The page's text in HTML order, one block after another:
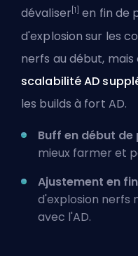
dévaliser [1] en fin de
d'explosion sur les
nerfs au début,
scalabilité AD
les builds à fort AD.
Buff en début de
mieux farmer et
Ajustement en
d'explosion nerfs
avec l'AD.